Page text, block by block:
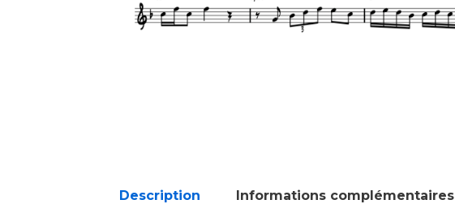
Description Informations complémentaires